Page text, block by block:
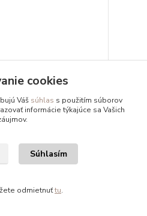
cookies
Váš súhlas s použitím súborov
informácie týkajúce sa Vašich
Súhlasím
odmietnuťtu.